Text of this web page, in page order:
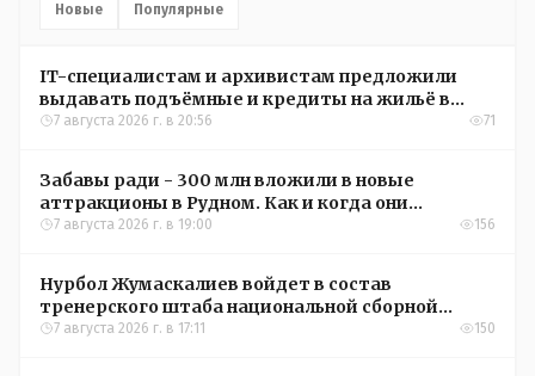
Новые Популярные
IT-специалистам и архивистам предложили
выдавать подъёмные и кредиты на жильё в
сёлах Казахстана
7 августа 2026 г. в 20:56 71
Забавы ради - 300 млн вложили в новые
аттракционы в Рудном. Как и когда они
окупятся?
7 августа 2026 г. в 19:00 156
Нурбол Жумаскалиев войдет в состав
тренерского штаба национальной сборной
Казахстана по футболу
7 августа 2026 г. в 17:11 150